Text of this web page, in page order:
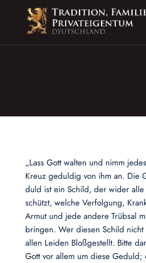
springen
„Lass Gott walten und nimm jedes
Kreuz geduldig von ihm an. Die
duld ist ein Schild, der wider alle
schützt, welche Verfolgung,
Armut und jede andere Trübsal
bringen. Wer diesen Schild nicht
allen Leiden Bloßgestellt. Bitte
Gott vor allem um diese Geduld;